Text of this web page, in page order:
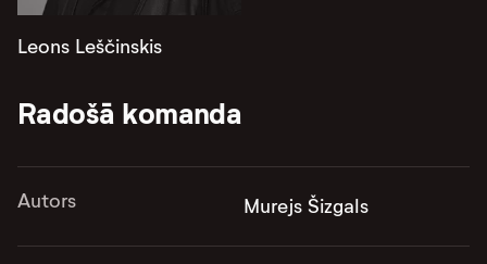
Leons Leščinskis
Radošā komanda
Autors Murejs Šizgals